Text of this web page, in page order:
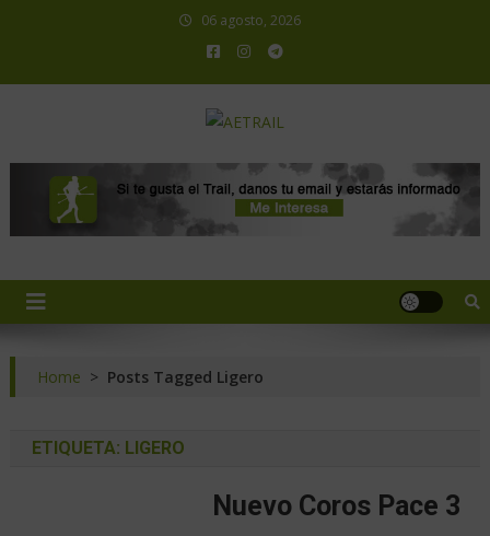
06 agosto, 2026
Home > Posts Tagged Ligero
ETIQUETA: LIGERO
Nuevo Coros Pace 3